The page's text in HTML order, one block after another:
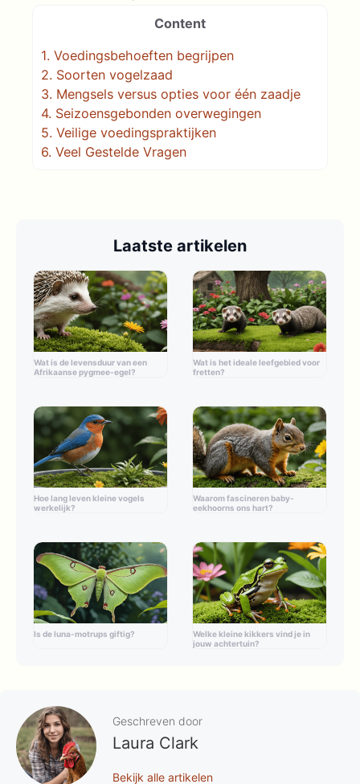
Content
1. Voedingsbehoeften begrijpen
2. Soorten vogelzaad
3. Mengsels versus opties voor één zaadje
4. Seizoensgebonden overwegingen
5. Veilige voedingspraktijken
6. Veel Gestelde Vragen
Laatste artikelen
Wat is de levensduur van een
Afrikaanse pygmee-egel?
Wat is het ideale leefgebied voor
fretten?
Hoe lang leven kleine vogels
werkelijk?
Waarom fascineren baby-
eekhoorns ons hart?
Is de luna-motrups giftig?
Welke kleine kikkers vind je in
jouw achtertuin?
Geschreven door
Laura Clark
Bekijk alle artikelen